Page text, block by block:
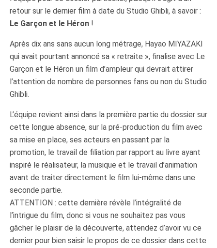
retour sur le dernier film à date du Studio Ghibli, à savoir :
Le Garçon et le Héron !
Après dix ans sans aucun long métrage, Hayao MIYAZAKI
qui avait pourtant annoncé sa « retraite », finalise avec Le
Garçon et le Héron un film d’ampleur qui devrait attirer
l’attention de nombre de personnes fans ou non du Studio
Ghibli.
L’équipe revient ainsi dans la première partie du dossier sur
cette longue absence, sur la pré-production du film avec
sa mise en place, ses acteurs en passant par la
promotion, le travail de filiation par rapport au livre ayant
inspiré le réalisateur, la musique et le travail d’animation
avant de traiter directement le film lui-même dans une
seconde partie.
ATTENTION : cette dernière révèle l’intégralité de
l’intrigue du film, donc si vous ne souhaitez pas vous
gâcher le plaisir de la découverte, attendez d’avoir vu ce
dernier pour bien saisir le propos de ce dossier dans cette